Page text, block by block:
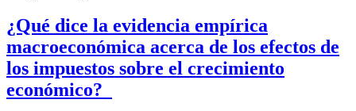
¿Qué dice la evidencia empírica
macroeconómica acerca de los efectos de
los impuestos sobre el crecimiento
económico?